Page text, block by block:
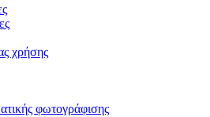
χρήσης
φωτογράφισης